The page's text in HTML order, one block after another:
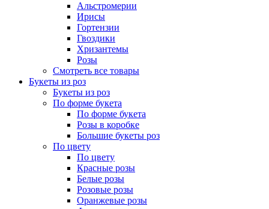
Альстромерии
Ирисы
Гортензии
Гвоздики
Хризантемы
Розы
Смотреть все товары
Букеты из роз
Букеты из роз
По форме букета
По форме букета
Розы в коробке
Большие букеты роз
По цвету
По цвету
Красные розы
Белые розы
Розовые розы
Оранжевые розы